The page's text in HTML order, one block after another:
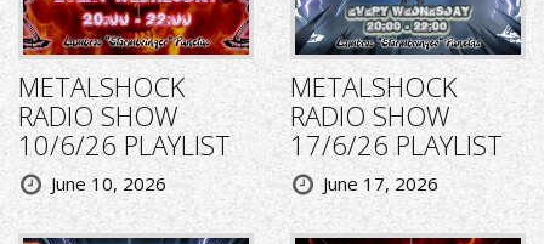
METALSHOCK
RADIO SHOW
10/6/26 PLAYLIST
June 10, 2026
METALSHOCK
RADIO SHOW
17/6/26 PLAYLIST
June 17, 2026